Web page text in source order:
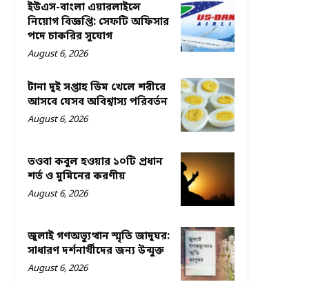
ইউএস-বাংলা এয়ারলাইন্সে
নিয়োগ বিজ্ঞপ্তি: সেফটি অফিসার
পদে চাকরির সুযোগ
August 6, 2026
টানা দুই সপ্তাহ ডিম খেলে শরীরে
আসবে যেসব অবিশ্বাস্য পরিবর্তন
August 6, 2026
তওবা কবুল হওয়ার ১০টি প্রধান
শর্ত ও মুমিনের করণীয়
August 6, 2026
জুলাই গণঅভ্যুত্থান স্মৃতি জাদুঘর:
সাধারণ দর্শনার্থীদের জন্য উন্মুক্ত
August 6, 2026